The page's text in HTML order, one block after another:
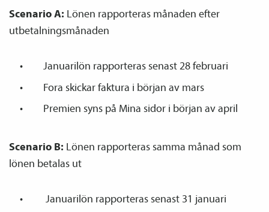
Scenario A: Lönen rapporteras månaden efter
utbetalningsmånaden
Januarilön rapporteras senast 28 februari
Fora skickar faktura i början av mars
Premien syns på Mina sidor i början av april
Scenario B: Lönen rapporteras samma månad som
lönen betalas ut
Januarilön rapporteras senast 31 januari